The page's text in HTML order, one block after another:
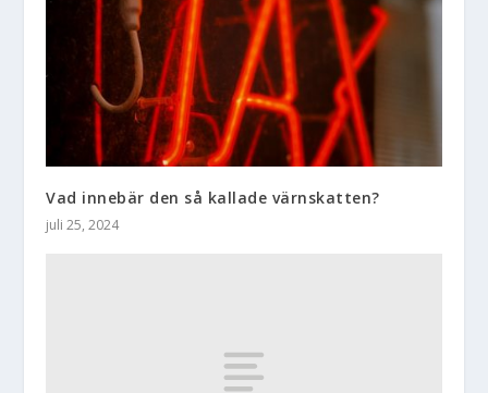
Vad innebär den så kallade värnskatten?
juli 25, 2024